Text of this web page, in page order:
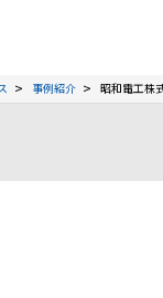
事例紹介 昭和電工株